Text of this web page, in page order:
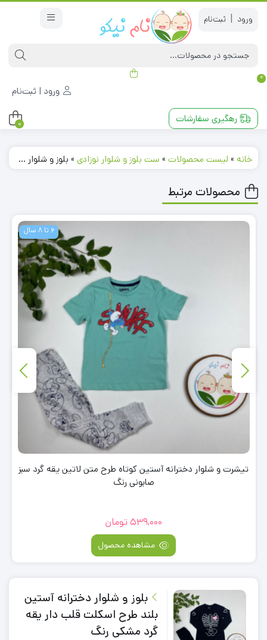
|
0
ورود | ثبت‌نام
رهگیری سفارشات 0
خانه » لیست محصولات » ست بلوز و شلوار نوزادی » بلوز و شلوار دخترانه آستین بلند طرح اسکلت قلب دار یقه گرد مشکی رنگ
محصولات مرتبط
6 تا 8 سال
تیشرت و شلوار دخترانه آستین کوتاه طرح متن لاتین یقه گرد سبز
صابونی رنگ
539,000تومان
مشاهده محصول
بلوز و شلوار دخترانه آستین
بلند طرح اسکلت قلب دار یقه
گرد مشکی رنگ